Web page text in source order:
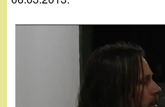
a
c
e
r
c